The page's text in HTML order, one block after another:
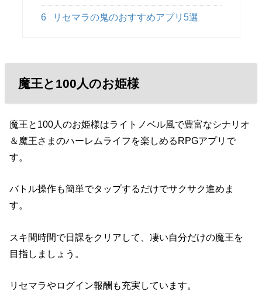
6 リセマラの鬼のおすすめアプリ5選
魔王と100人のお姫様
魔王と100人のお姫様はライトノベル風で豊富なシナリオ
＆魔王さまのハーレムライフを楽しめるRPGアプリで
す。
バトル操作も簡単でタップするだけでサクサク進めま
す。
スキ間時間で日課をクリアして、凄い自分だけの魔王を
目指しましょう。
リセマラやログイン報酬も充実しています。